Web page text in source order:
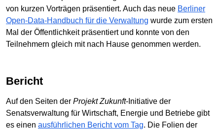
von kurzen Vorträgen präsentiert. Auch das neue Berliner
Open-Data-Handbuch für die Verwaltung wurde zum ersten
Mal der Öffentlichkeit präsentiert und konnte von den
Teilnehmern gleich mit nach Hause genommen werden.
Bericht
Auf den Seiten der Projekt Zukunft-Initiative der
Senatsverwaltung für Wirtschaft, Energie und Betriebe gibt
es einen ausführlichen Bericht vom Tag. Die Folien der